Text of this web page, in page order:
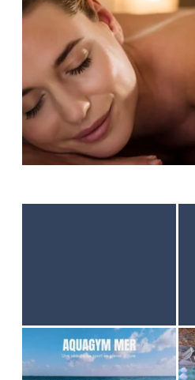
SEMINAR
AKTIVITÄTEN UND
FOTODALERY